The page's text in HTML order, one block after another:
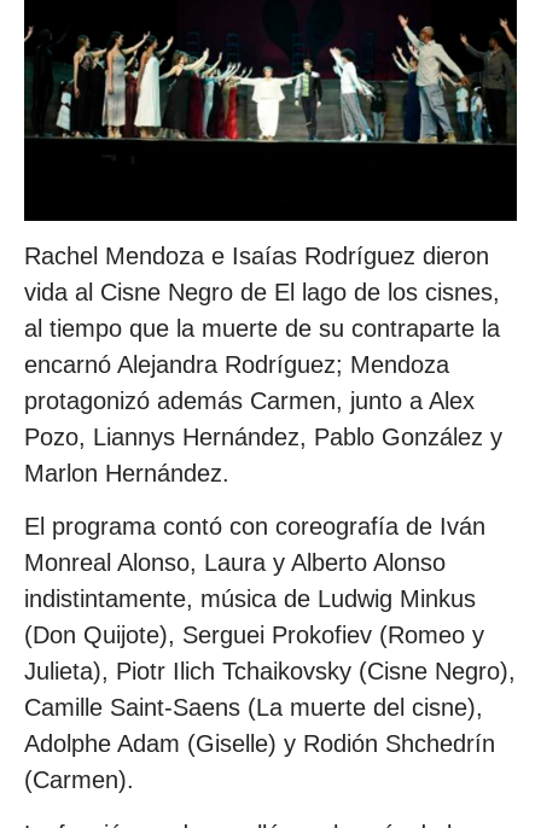
Rachel Mendoza e Isaías Rodríguez dieron
vida al Cisne Negro de El lago de los cisnes,
al tiempo que la muerte de su contraparte la
encarnó Alejandra Rodríguez; Mendoza
protagonizó además Carmen, junto a Alex
Pozo, Liannys Hernández, Pablo González y
Marlon Hernández.
El programa contó con coreografía de Iván
Monreal Alonso, Laura y Alberto Alonso
indistintamente, música de Ludwig Minkus
(Don Quijote), Serguei Prokofiev (Romeo y
Julieta), Piotr Ilich Tchaikovsky (Cisne Negro),
Camille Saint-Saens (La muerte del cisne),
Adolphe Adam (Giselle) y Rodión Shchedrín
(Carmen).